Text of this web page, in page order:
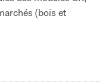
(bois et